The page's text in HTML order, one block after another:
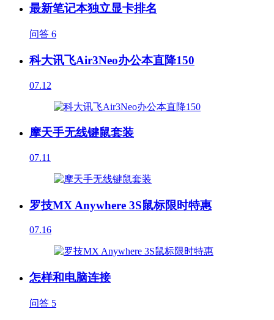
最新笔记本独立显卡排名
问答 6
科大讯飞Air3Neo办公本直降150
07.12
摩天手无线键鼠套装
07.11
罗技MX Anywhere 3S鼠标限时特惠
07.16
怎样和电脑连接
问答 5